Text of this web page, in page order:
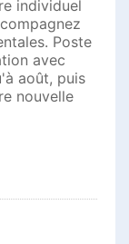
individuel
Poste
avec
août, puis
nouvelle